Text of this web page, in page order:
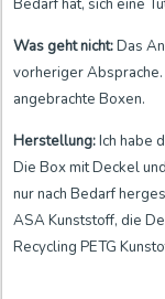
Bedarf hat, sich eine
Was geht nicht:Das
vorheriger Absprache.
angebrachte Boxen.
Herstellung:Ich habe
Die Box mit Deckel
nur nach Bedarf
ASA Kunststoff, die
Recycling PETG